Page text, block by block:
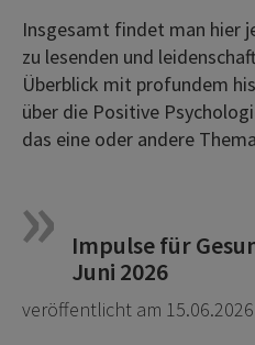
Insgesamt findet man hier
zu lesenden und
Überblick mit profundem
über die Positive
das eine oder andere
Impulse für
Juni 2026
veröffentlicht am 15.06.2026